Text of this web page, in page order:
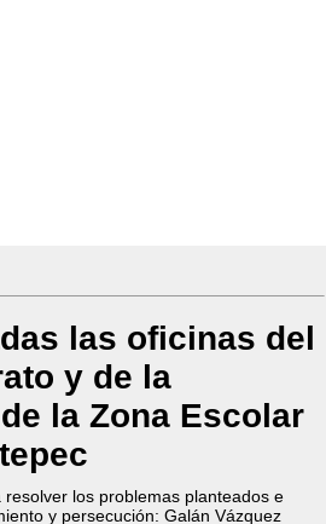
las oficinas del
y de la
la Zona Escolar
los problemas planteados e
y persecución: Galán Vázquez